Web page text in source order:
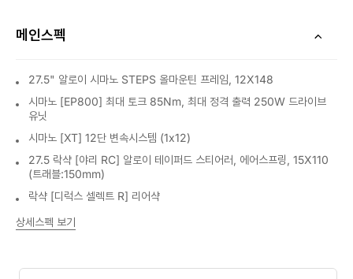
메인스펙
27.5" 알로이 시마노 STEPS 올마운틴 프레임, 12X148
시마노 [EP800] 최대 토크 85Nm, 최대 정격 출력 250W 드라이브
유닛
시마노 [XT] 12단 변속시스템 (1x12)
27.5 락샥 [야리 RC] 알로이 테이퍼드 스티어러, 에어스프링, 15X110
(트래블:150mm)
락샥 [디럭스 셀렉트 R] 리어샥
상세스펙 보기